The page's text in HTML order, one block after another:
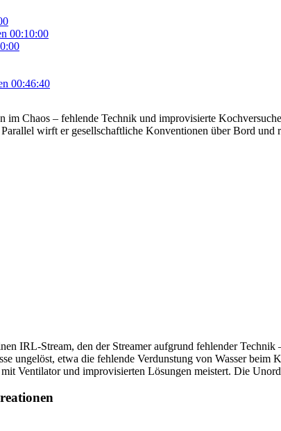
00:10:00
00:46:40
im Chaos – fehlende Technik und improvisierte
wirft er gesellschaftliche Konventionen über Bord
IRL-Stream, den der Streamer aufgrund fehlender
ungelöst, etwa die fehlende Verdunstung von Wasser
Ventilator und improvisierten Lösungen meistert. Die